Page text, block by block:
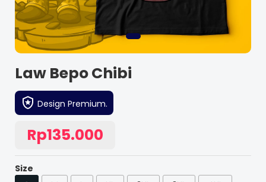
Law Bepo Chibi
Design Premium.
Rp135.000
Size